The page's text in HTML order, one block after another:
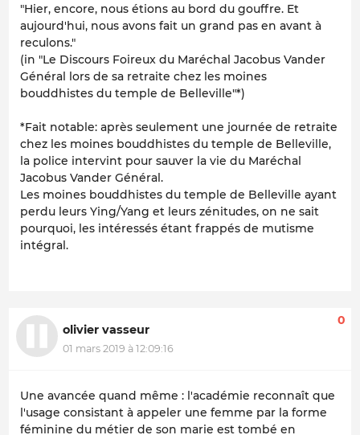
"Hier, encore, nous étions au bord du gouffre. Et
aujourd'hui, nous avons fait un grand pas en avant à
reculons."
(in "Le Discours Foireux du Maréchal Jacobus Vander
Général lors de sa retraite chez les moines
bouddhistes du temple de Belleville"*)
*Fait notable: après seulement une journée de retraite
chez les moines bouddhistes du temple de Belleville,
la police intervint pour sauver la vie du Maréchal
Jacobus Vander Général.
Les moines bouddhistes du temple de Belleville ayant
perdu leurs Ying/Yang et leurs zénitudes, on ne sait
pourquoi, les intéressés étant frappés de mutisme
intégral.
olivier vasseur
01 mars 2019 à 12:09:16
0
Une avancée quand même : l'académie reconnaît que
l'usage consistant à appeler une femme par la forme
féminine du métier de son marie est tombé en